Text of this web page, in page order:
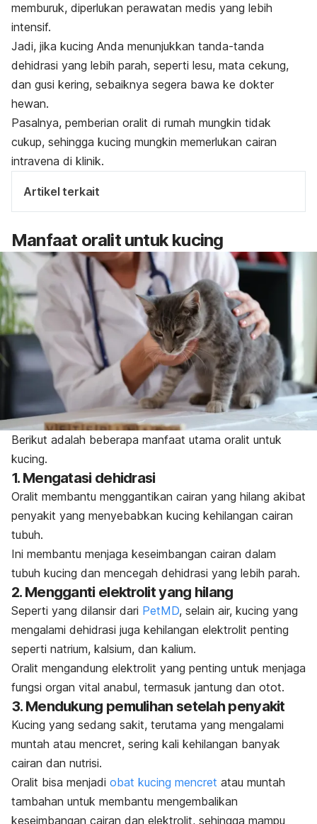
memburuk, diperlukan perawatan medis yang lebih
intensif.
Jadi, jika kucing Anda menunjukkan tanda-tanda
dehidrasi yang lebih parah, seperti lesu, mata cekung,
dan gusi kering, sebaiknya segera bawa ke dokter
hewan.
Pasalnya, pemberian oralit di rumah mungkin tidak
cukup, sehingga kucing mungkin memerlukan cairan
intravena di klinik.
Artikel terkait
Manfaat oralit untuk kucing
Berikut adalah beberapa manfaat utama oralit untuk
kucing.
1. Mengatasi dehidrasi
Oralit membantu menggantikan cairan yang hilang akibat
penyakit yang menyebabkan kucing kehilangan cairan
tubuh.
Ini membantu menjaga keseimbangan cairan dalam
tubuh kucing dan mencegah dehidrasi yang lebih parah.
2. Mengganti elektrolit yang hilang
Seperti yang dilansir dari PetMD, selain air, kucing yang
mengalami dehidrasi juga kehilangan elektrolit penting
seperti natrium, kalsium, dan kalium.
Oralit mengandung elektrolit yang penting untuk menjaga
fungsi organ vital anabul, termasuk jantung dan otot.
3. Mendukung pemulihan setelah penyakit
Kucing yang sedang sakit, terutama yang mengalami
muntah atau mencret, sering kali kehilangan banyak
cairan dan nutrisi.
Oralit bisa menjadi obat kucing mencret atau muntah
tambahan untuk membantu mengembalikan
keseimbangan cairan dan elektrolit, sehingga mampu